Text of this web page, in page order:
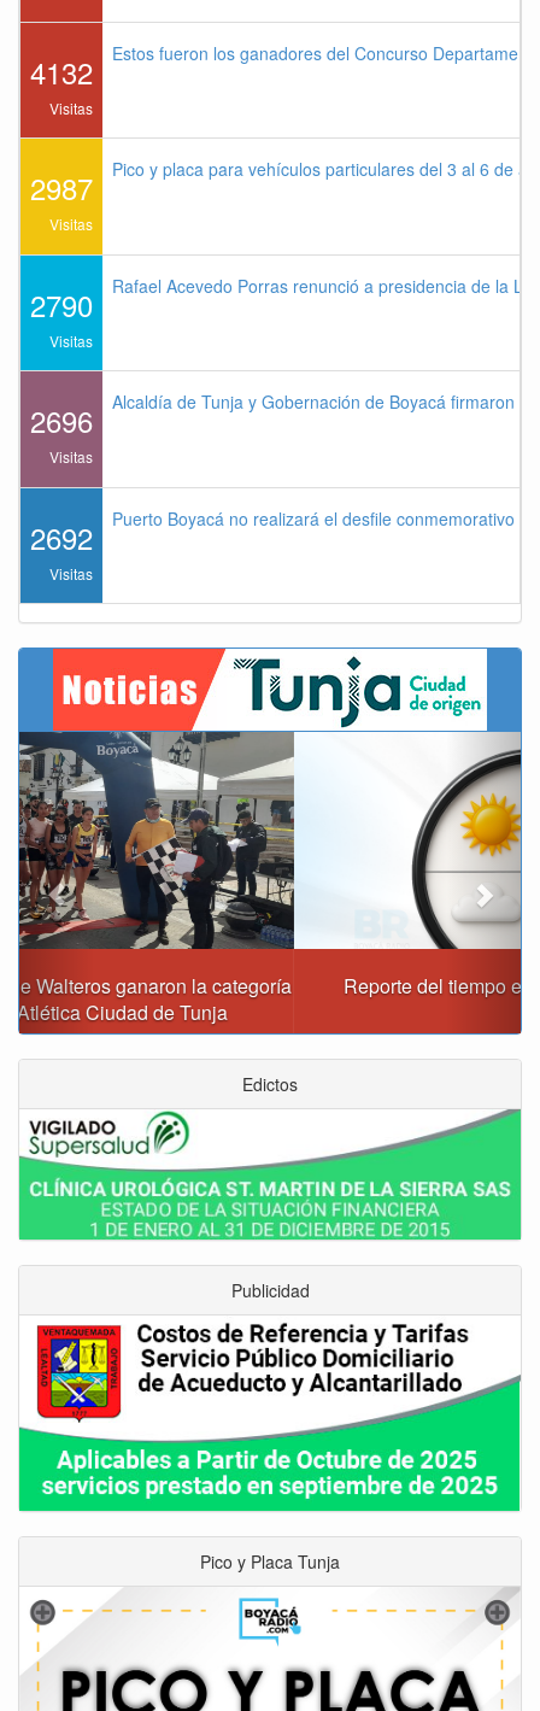
4132
Visitas
Estos fueron los ganadores del Concurso
2987
Visitas
Pico y placa para vehículos particulares del 3 al 6 de
2790
Visitas
Rafael Acevedo Porras renunció a presidencia de la
2696
Visitas
Alcaldía de Tunja y Gobernación de Boyacá firmaron
2692
Visitas
Puerto Boyacá no realizará el desfile conmemorativo
Reporte del tiempo en Boyacá para el domingo
Previous Next
Edictos
Publicidad
Pico y Placa Tunja